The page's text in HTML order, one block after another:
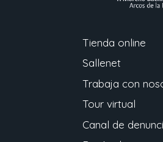
Tienda online
Sallenet
Trabaja con
Tour virtual
Canal de